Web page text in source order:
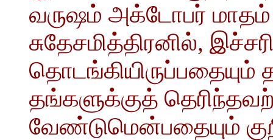
வருஷம் அக்டோபர்
சுதேசமித்திரனில்,
தொடங்கியிருப்பதையும்
தங்களுக்குத்
வேண்டுமென்பதையும்